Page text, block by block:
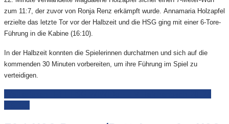
zum 11:7, der zuvor von Ronja Renz erkämpft wurde. Annamaria Holzapfel
erzielte das letzte Tor vor der Halbzeit und die HSG ging mit einer 6-Tore-
Führung in die Kabine (16:10).
In der Halbzeit konnten die Spielerinnen durchatmen und sich auf die
kommenden 30 Minuten vorbereiten, um ihre Führung im Spiel zu
verteidigen.